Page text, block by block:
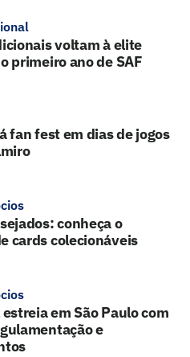
voltam à elite
primeiro ano de SAF
fan fest em dias de jogos
conheça o
cards colecionáveis
estreia em São Paulo com
e